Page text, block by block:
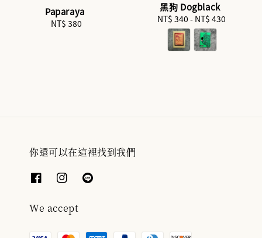
Paparaya
Regular
NT$ 380
黑狗 Dogblack
Regular
price
NT$ 340 - NT$ 430
你還可以在這裡找到我們
We accept